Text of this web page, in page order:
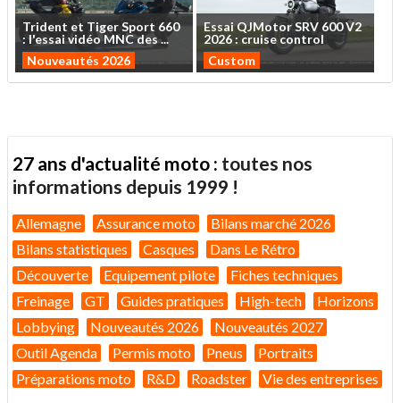
Trident et TigerSport 660
: l'essaividéoMNCdes...
Nouveautés 2026
EssaiQJMotorSRV 600V2
2026 : cruise control
Custom
27 ans d'actualité moto : toutes nos
informations depuis 1999 !
Allemagne Assurance moto
Bilans marché 2026
Bilans statistiques
Casques
Dans Le Rétro
Découverte
Equipement pilote
Fiches techniques
Freinage
GT Guides pratiques High-tech
Horizons
Lobbying
Nouveautés 2026
Nouveautés 2027
Outil Agenda
Permis moto Pneus
Portraits
Préparations moto
R&D Roadster Vie des entreprises